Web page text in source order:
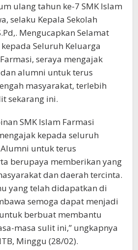
ulang tahun ke-7 SMK Islam
selaku Kepala Sekolah
Mengucapkan Selamat
Seluruh Keluarga
seraya mengajak
alumni untuk terus
masyarakat, terlebih
sekarang ini.
SMK Islam Farmasi
kepada seluruh
untuk terus
berupaya memberikan yang
dan daerah tercinta.
yang telah didapatkan di
semoga dapat menjadi
berbuat membantu
masa sulit ini,” ungkapnya
Minggu (28/02).